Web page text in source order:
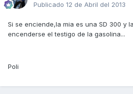
Publicado 12 de Abril del 2013
Si se enciende,la mia es una SD 300 y
encenderse el testigo de la gasolina...
Poli